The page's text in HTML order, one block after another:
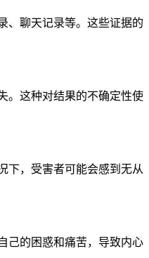
、聊天记录等。这些证据的
。这种对结果的不确定性使
下，受害者可能会感到无从
己的困惑和痛苦，导致内心